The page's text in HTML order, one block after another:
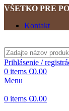
VŠETKO PRE
Kontakt
Prihlásenie /
0 items €0.00
Menu
0 items €0.00